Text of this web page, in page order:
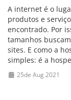
A internet é o
produtos e
encontrado. Por
tamanhos
sites. E como a
simples: é a
25de Aug 2021